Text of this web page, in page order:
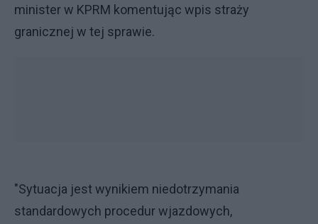
minister w KPRM komentując wpis straży
granicznej w tej sprawie.
"Sytuacja jest wynikiem niedotrzymania
standardowych procedur wjazdowych,